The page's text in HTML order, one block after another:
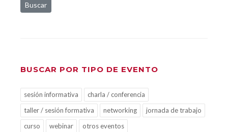
Buscar
BUSCAR POR TIPO DE EVENTO
sesión informativa
charla / conferencia
taller / sesión formativa
networking
jornada de trabajo
curso
webinar otros eventos